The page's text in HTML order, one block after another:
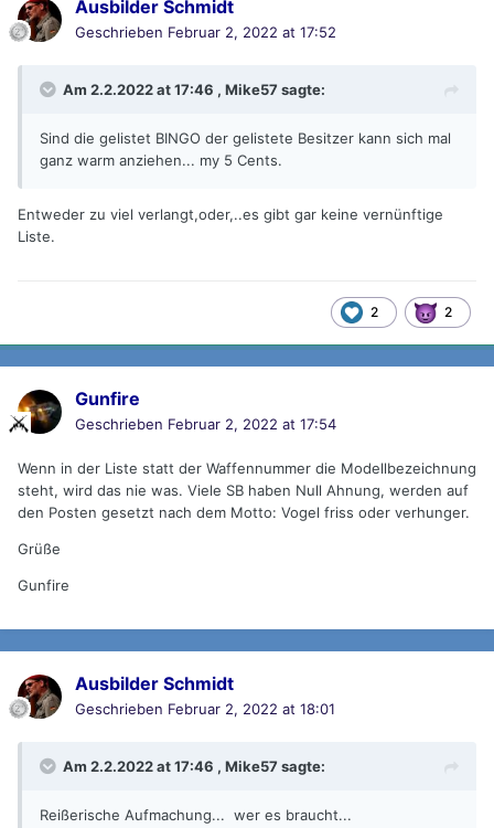
Ausbilder Schmidt
Geschrieben Februar 2, 2022 at 17:52
Am 2.2.2022 at 17:46 , Mike57 sagte:
Sind die gelistet BINGO der gelistete Besitzer kann sich mal
ganz warm anziehen... my 5 Cents.
Entweder zu viel verlangt,oder,..es gibt gar keine vernünftige
Liste.
2 2
Gunfire
Geschrieben Februar 2, 2022 at 17:54
Wenn in der Liste statt der Waffennummer die Modellbezeichnung
steht, wird das nie was. Viele SB haben Null Ahnung, werden auf
den Posten gesetzt nach dem Motto: Vogel friss oder verhunger.
Grüße
Gunfire
Ausbilder Schmidt
Geschrieben Februar 2, 2022 at 18:01
Am 2.2.2022 at 17:46 , Mike57 sagte:
Reißerische Aufmachung... wer es braucht...